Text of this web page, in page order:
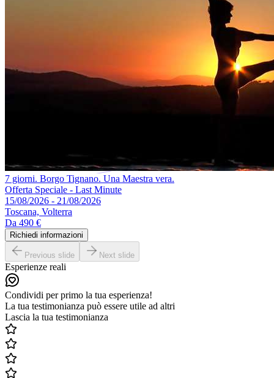
7 giorni. Borgo Tignano. Una Maestra vera.
Offerta Speciale - Last Minute
15/08/2026 - 21/08/2026
Toscana, Volterra
Da 490 €
Richiedi informazioni
Previous slide Next slide
Esperienze reali
Condividi per primo la tua esperienza!
La tua testimonianza può essere utile ad altri
Lascia la tua testimonianza